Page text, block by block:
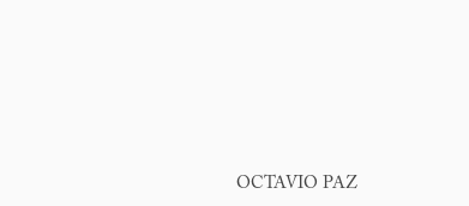
OCTAVIO PAZ